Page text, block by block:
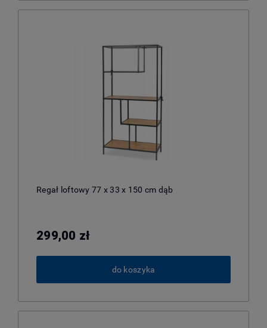
Regał loftowy 77 x 33 x 150 cm dąb
299,00 zł
do koszyka